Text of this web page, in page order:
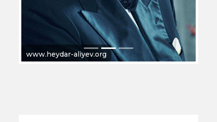
www.heydar-aliyev.org